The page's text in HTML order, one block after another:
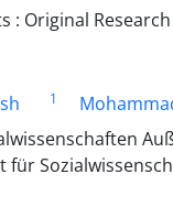
: Original
1
für